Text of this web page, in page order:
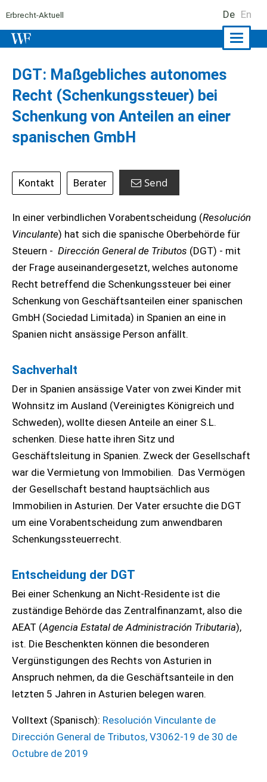
Erbrecht-Aktuell De En
DGT: Maßgebliches autonomes
Recht (Schenkungssteuer) bei
Schenkung von Anteilen an einer
spanischen GmbH
Kontakt Berater Send
In einer verbindlichen Vorabentscheidung (Resolución
Vinculante) hat sich die spanische Oberbehörde für
Steuern - Dirección General de Tributos (DGT) - mit
der Frage auseinandergesetzt, welches autonome
Recht betreffend die Schenkungssteuer bei einer
Schenkung von Geschäftsanteilen einer spanischen
GmbH (Sociedad Limitada) in Spanien an eine in
Spanien nicht ansässige Person anfällt.
Sachverhalt
Der in Spanien ansässige Vater von zwei Kinder mit
Wohnsitz im Ausland (Vereinigtes Königreich und
Schweden), wollte diesen Anteile an einer S.L.
schenken. Diese hatte ihren Sitz und
Geschäftsleitung in Spanien. Zweck der Gesellschaft
war die Vermietung von Immobilien. Das Vermögen
der Gesellschaft bestand hauptsächlich aus
Immobilien in Asturien. Der Vater ersuchte die DGT
um eine Vorabentscheidung zum anwendbaren
Schenkungssteuerrecht.
Entscheidung der DGT
Bei einer Schenkung an Nicht-Residente ist die
zuständige Behörde das Zentralfinanzamt, also die
AEAT (Agencia Estatal de Administración Tributaria),
ist. Die Beschenkten können die besonderen
Vergünstigungen des Rechts von Asturien in
Anspruch nehmen, da die Geschäftsanteile in den
letzten 5 Jahren in Asturien belegen waren.
Volltext (Spanisch): Resolución Vinculante de
Dirección General de Tributos, V3062-19 de 30 de
Octubre de 2019